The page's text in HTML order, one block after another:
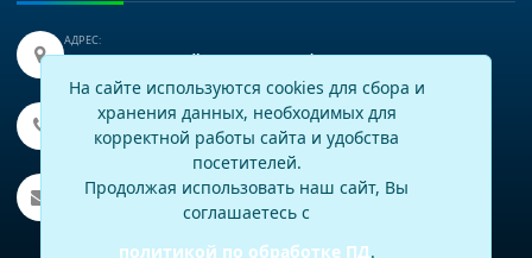
АДРЕС:
Иркутск, улица Байкальская 249, офис 225.
ТЕЛЕФОН:
+7(3952)43-60-16
EMAIL:
info@virtech.ru
На сайте используются cookies для сбора и
хранения данных, необходимых для
корректной работы сайта и удобства
посетителей.
Продолжая использовать наш сайт, Вы
соглашаетесь с
политикой по обработке ПД.